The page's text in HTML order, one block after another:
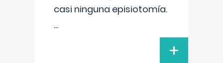
casi ninguna episiotomía.
...
+